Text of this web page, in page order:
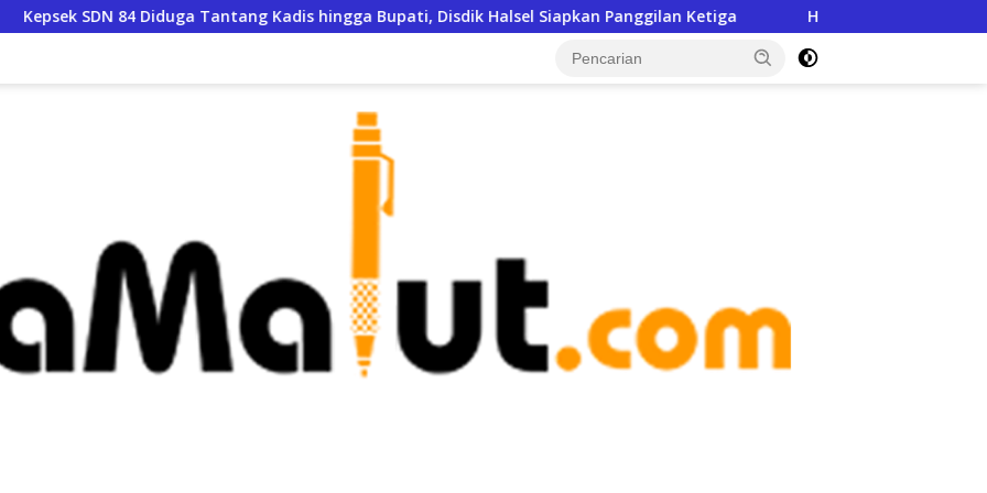
Tantang Kadis hingga Bupati, Disdik Halsel Siapkan Panggilan Ketiga Hendra Kasim: DPRD Malut Jangan Jadi